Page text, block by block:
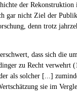
der
gar nicht Ziel der
denn trotz
dass sich die
zu Recht verwehrt
als solcher [...]
sie im